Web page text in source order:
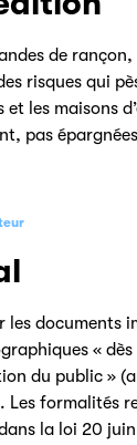
de
risques qui
les maisons
pas
les documents
« dès
du public »
Les formalités
la loi 20 juin